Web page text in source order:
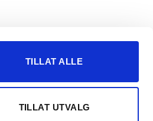
TILLAT ALLE
TILLAT UTVALG